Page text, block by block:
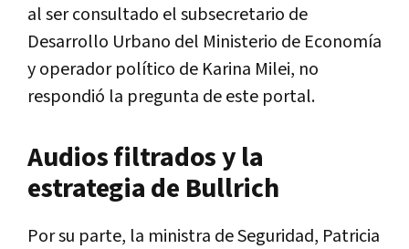
al ser consultado el subsecretario de
Desarrollo Urbano del Ministerio de Economía
y operador político de Karina Milei, no
respondió la pregunta de este portal.
Audios filtrados y la
estrategia de Bullrich
Por su parte, la ministra de Seguridad, Patricia